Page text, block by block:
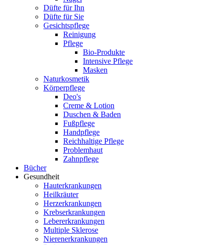
Düfte für Ihn
Düfte für Sie
Gesichtspflege
Reinigung
Pflege
Bio-Produkte
Intensive Pflege
Masken
Naturkosmetik
Körperpflege
Deo's
Creme & Lotion
Duschen & Baden
Fußpflege
Handpflege
Reichhaltige Pflege
Problemhaut
Zahnpflege
Bücher
Gesundheit
Hauterkrankungen
Heilkräuter
Herzerkrankungen
Krebserkrankungen
Lebererkrankungen
Multiple Sklerose
Nierenerkrankungen